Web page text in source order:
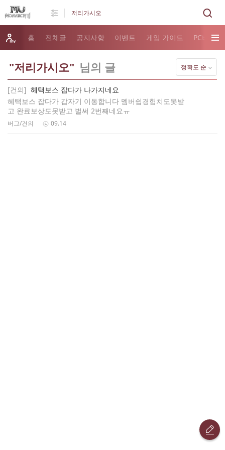
홈 전체글 공지사항 이벤트 게임 가이드 PC버전
"저리가시오" 님의 글 정확도 순
[건의] 헤택보스 잡다가 나가지네요
혜택보스 잡다가 갑자기 이동합니다 멤버쉽경험치도못받
고 완료보상도못받고 벌써 2번째네요ㅠ
버그/건의 09.14